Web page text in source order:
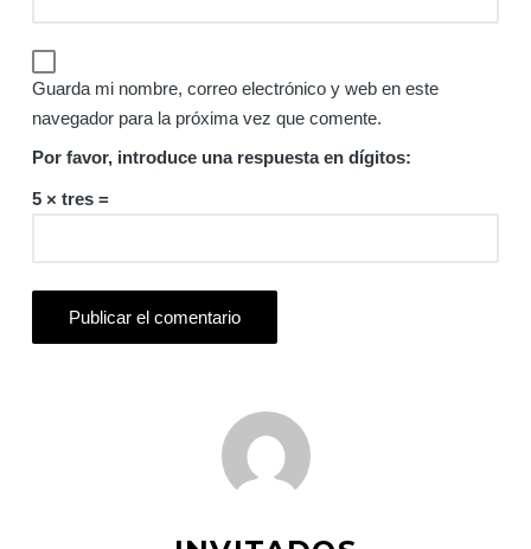
Guarda mi nombre, correo electrónico y web en este
navegador para la próxima vez que comente.
Por favor, introduce una respuesta en dígitos:
5 × tres =